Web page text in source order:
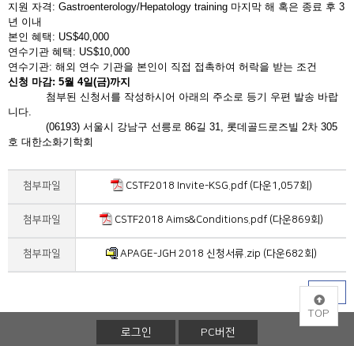
지원 자격: Gastroenterology/Hepatology training 마지막 해 혹은 종료 후 3
년 이내
본인 혜택: US$40,000
연수기관 혜택: US$10,000
연수기관: 해외 연수 기관을 본인이 직접 접촉하여 허락을 받는 조건
신청 마감: 5월 4일(금)까지
첨부된 신청서를 작성하시어 아래의 주소로 등기 우편 발송 바랍
니다.
(06193) 서울시 강남구 선릉로 86길 31, 롯데골드로즈빌 2차 305
호 대한소화기학회
첨부파일 CSTF2018 Invite-KSG.pdf (다운1,057회)
첨부파일 CSTF2018 Aims&Conditions.pdf (다운869회)
첨부파일 APAGE-JGH 2018 신청서류.zip (다운682회)
목록
TOP
로그인
PC버전